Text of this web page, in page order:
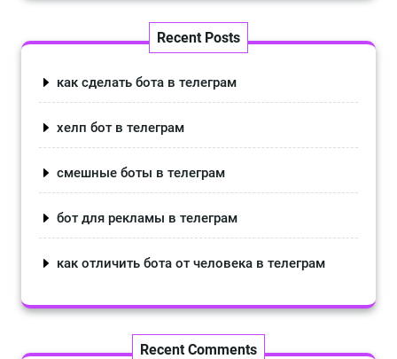
Recent Posts
как сделать бота в телеграм
хелп бот в телеграм
смешные боты в телеграм
бот для рекламы в телеграм
как отличить бота от человека в телеграм
Recent Comments